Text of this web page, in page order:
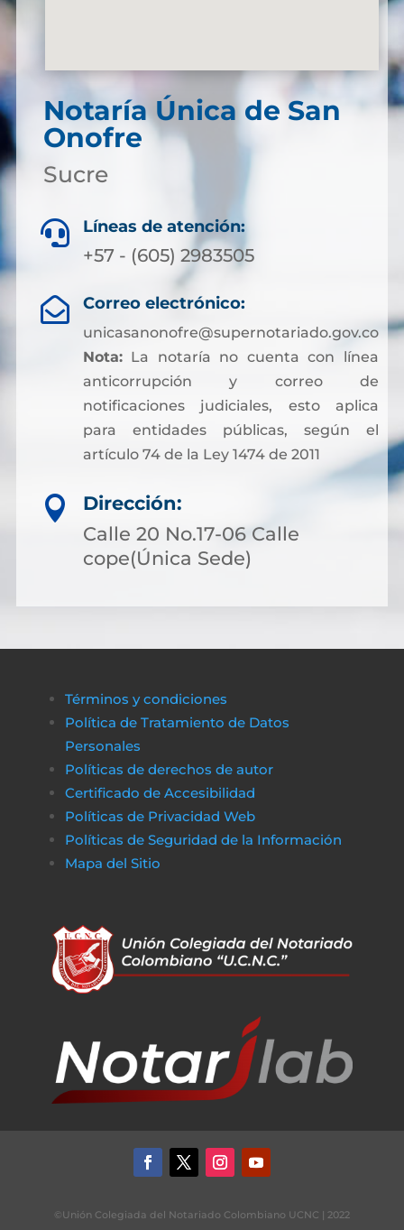
Notaría Única de San
Onofre
Sucre
 Líneas de atención:
+57 - (605) 2983505
 Correo electrónico:
unicasanonofre@supernotariado.gov.co
Nota:La notaría no cuenta con línea
anticorrupción y correo de
notificaciones judiciales, esto aplica
para entidades públicas, según el
artículo 74 de la Ley 1474 de 2011

Dirección:
Calle 20 No.17-06 Calle
cope(Única Sede)
Términos y condiciones
Política de Tratamiento de Datos
Personales
Políticas de derechos de autor
Certificado de Accesibilidad
Políticas de Privacidad Web
Políticas de Seguridad de la Información
Mapa del Sitio
©Unión Colegiada del Notariado Colombiano UCNC | 2022